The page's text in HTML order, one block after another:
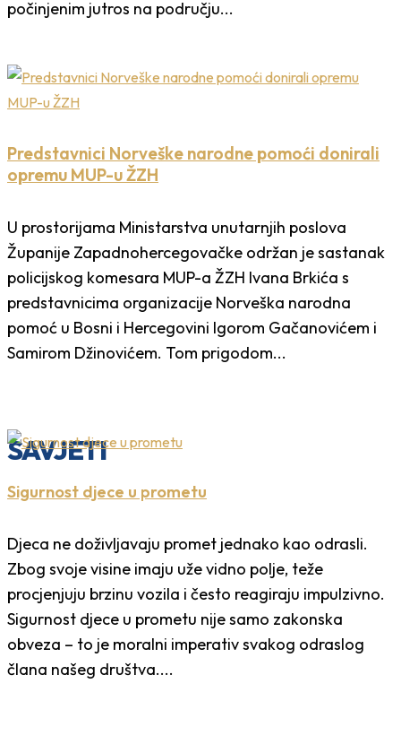
počinjenim jutros na području...
Predstavnici Norveške narodne pomoći donirali
opremu MUP-u ŽZH
U prostorijama Ministarstva unutarnjih poslova
Županije Zapadnohercegovačke održan je sastanak
policijskog komesara MUP-a ŽZH Ivana Brkića s
predstavnicima organizacije Norveška narodna
pomoć u Bosni i Hercegovini Igorom Gačanovićem i
Samirom Džinovićem. Tom prigodom...
SAVJETI
Sigurnost djece u prometu
Djeca ne doživljavaju promet jednako kao odrasli.
Zbog svoje visine imaju uže vidno polje, teže
procjenjuju brzinu vozila i često reagiraju impulzivno.
Sigurnost djece u prometu nije samo zakonska
obveza – to je moralni imperativ svakog odraslog
člana našeg društva....